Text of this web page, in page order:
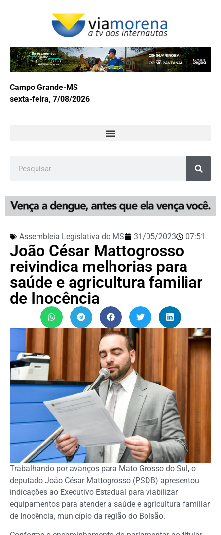
Campo Grande-MS
sexta-feira, 7/08/2026
Assembleia Legislativa do MS 31/05/2023 07:51
João César Mattogrosso
reivindica melhorias para
saúde e agricultura familiar
de Inocência
Trabalhando por avanços para Mato Grosso do Sul, o
deputado João César Mattogrosso (PSDB) apresentou
indicações ao Executivo Estadual para viabilizar
equipamentos para atender a saúde e agricultura familiar
de Inocência, município da região do Bolsão.